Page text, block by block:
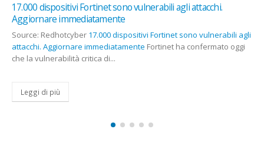
17.000 dispositivi Fortinet sono vulnerabili agli attacchi.
Aggiornare immediatamente
Source: Redhotcyber 17.000 dispositivi Fortinet sono vulnerabili agli
attacchi. Aggiornare immediatamente Fortinet ha confermato oggi
che la vulnerabilità critica di...
Leggi di più